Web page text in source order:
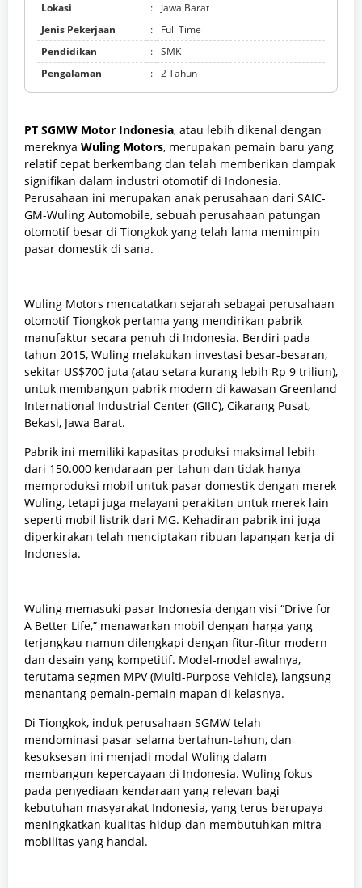
Lokasi
:
Jawa Barat
Jenis Pekerjaan
:
Full Time
Pendidikan
: SMK
Pengalaman
: 2 Tahun
PT SGMW Motor Indonesia, atau lebih dikenal dengan
mereknya Wuling Motors, merupakan pemain baru yang
relatif cepat berkembang dan telah memberikan dampak
signifikan dalam industri otomotif di Indonesia.
Perusahaan ini merupakan anak perusahaan dari SAIC-
GM-Wuling Automobile, sebuah perusahaan patungan
otomotif besar di Tiongkok yang telah lama memimpin
pasar domestik di sana.
Wuling Motors mencatatkan sejarah sebagai perusahaan
otomotif Tiongkok pertama yang mendirikan pabrik
manufaktur secara penuh di Indonesia. Berdiri pada
tahun 2015, Wuling melakukan investasi besar-besaran,
sekitar US$700 juta (atau setara kurang lebih Rp 9 triliun),
untuk membangun pabrik modern di kawasan Greenland
International Industrial Center (GIIC), Cikarang Pusat,
Bekasi, Jawa Barat.
Pabrik ini memiliki kapasitas produksi maksimal lebih
dari 150.000 kendaraan per tahun dan tidak hanya
memproduksi mobil untuk pasar domestik dengan merek
Wuling, tetapi juga melayani perakitan untuk merek lain
seperti mobil listrik dari MG. Kehadiran pabrik ini juga
diperkirakan telah menciptakan ribuan lapangan kerja di
Indonesia.
Wuling memasuki pasar Indonesia dengan visi “Drive for
A Better Life,” menawarkan mobil dengan harga yang
terjangkau namun dilengkapi dengan fitur-fitur modern
dan desain yang kompetitif. Model-model awalnya,
terutama segmen MPV (Multi-Purpose Vehicle), langsung
menantang pemain-pemain mapan di kelasnya.
Di Tiongkok, induk perusahaan SGMW telah
mendominasi pasar selama bertahun-tahun, dan
kesuksesan ini menjadi modal Wuling dalam
membangun kepercayaan di Indonesia. Wuling fokus
pada penyediaan kendaraan yang relevan bagi
kebutuhan masyarakat Indonesia, yang terus berupaya
meningkatkan kualitas hidup dan membutuhkan mitra
mobilitas yang handal.